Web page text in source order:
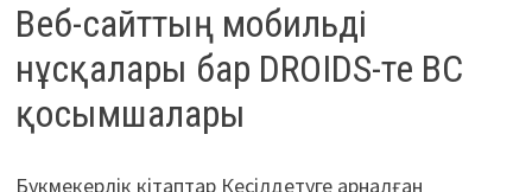
Веб-сайттың мобильді
нұсқалары бар DROIDS-те BC
қосымшалары
Букмекерлік кітаптар Кесілдетуге арналған